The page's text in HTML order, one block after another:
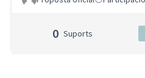
0 Suports